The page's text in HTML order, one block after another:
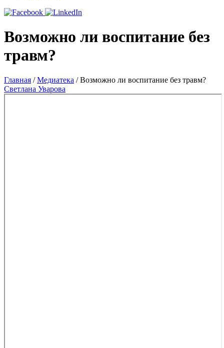
Возможно ли воспитание без
травм?
Главная /Медиатека /Возможно ли воспитание без травм?
Светлана Уварова